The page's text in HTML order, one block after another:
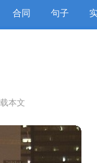
合同 句子
本文